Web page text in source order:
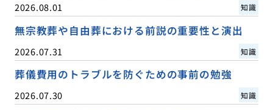
2026.08.01 知識
無宗教葬や自由葬における前説の重要性と演出
2026.07.31 知識
葬儀費用のトラブルを防ぐための事前の勉強
2026.07.30 知識